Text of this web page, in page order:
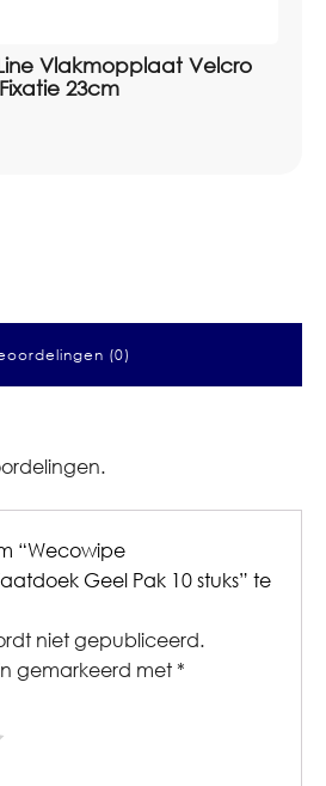
Vlakmopplaat Velcro
23cm
(0)
“Wecowipe
Geel Pak 10 stuks” te
niet gepubliceerd.
gemarkeerd met *